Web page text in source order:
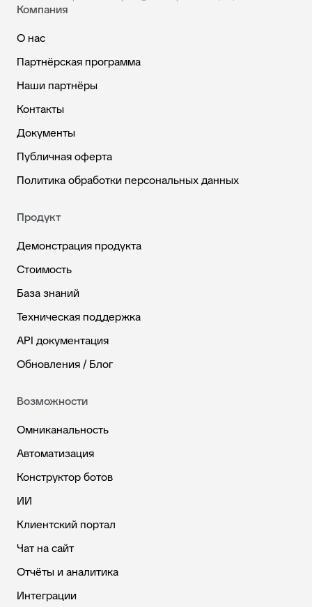
Компания
О нас
Партнёрская программа
Наши партнёры
Контакты
Документы
Публичная оферта
Политика обработки персональных данных
Продукт
Демонстрация продукта
Стоимость
База знаний
Техническая поддержка
API документация
Обновления / Блог
Возможности
Омниканальность
Автоматизация
Конструктор ботов
ИИ
Клиентский портал
Чат на сайт
Отчёты и аналитика
Интеграции